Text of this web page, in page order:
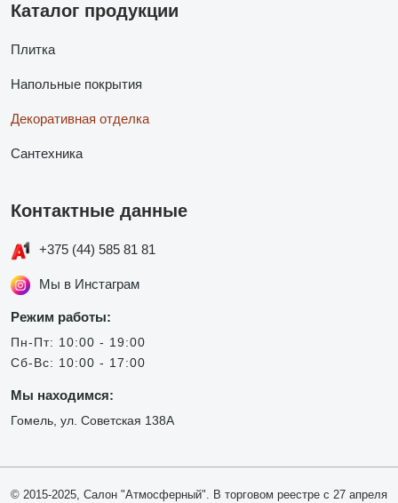
Каталог продукции
Плитка
Напольные покрытия
Декоративная отделка
Сантехника
Контактные данные
+375 (44) 585 81 81
Мы в Инстаграм
Режим работы:
Пн-Пт: 10:00 - 19:00
Сб-Вс: 10:00 - 17:00
Мы находимся:
Гомель, ул. Советская 138А
© 2015-2025, Салон "Атмосферный". В торговом реестре с 27 апреля